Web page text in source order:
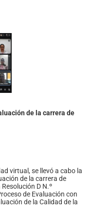
de la carrera de
virtual, se llevó a cabo la
de la carrera de
D N.º
de Evaluación con
de la Calidad de la